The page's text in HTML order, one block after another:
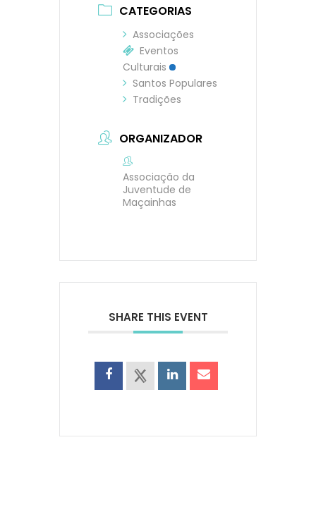
CATEGORIAS
Associações
Eventos
Culturais
Santos Populares
Tradições
ORGANIZADOR
Associação da
Juventude de
Maçainhas
SHARE THIS EVENT